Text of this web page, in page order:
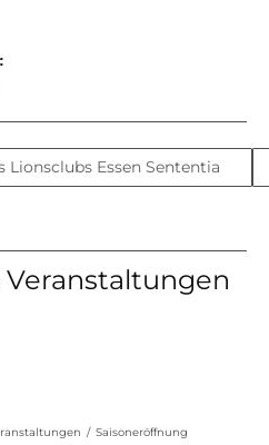
Essen Sententia
/ Saisoneröffnung